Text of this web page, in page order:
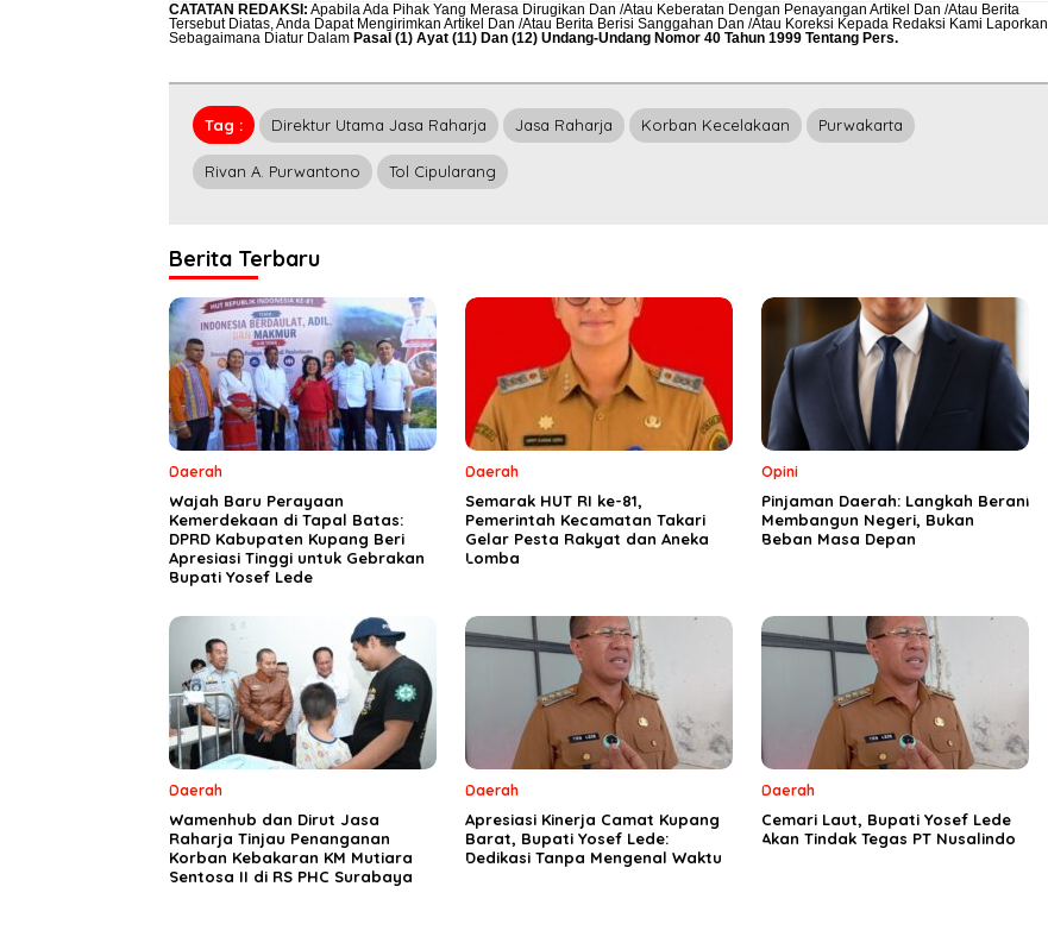
CATATAN REDAKSI : Apabila Ada Pihak Yang Merasa Dirugikan Dan /Atau Keberatan Dengan Penayangan Artikel Dan /Atau Berita
Tersebut Diatas, Anda Dapat Mengirimkan Artikel Dan /Atau Berita Berisi Sanggahan Dan /Atau Koreksi Kepada Redaksi Kami Laporkan
Sebagaimana Diatur Dalam Pasal (1) Ayat (11) Dan (12) Undang-Undang Nomor 40 Tahun 1999 Tentang Pers.
Tag : Direktur Utama Jasa Raharja Jasa Raharja Korban Kecelakaan Purwakarta
Rivan A. Purwantono Tol Cipularang
Berita Terbaru
Daerah
Wajah Baru Perayaan
Kemerdekaan di Tapal Batas:
DPRD Kabupaten Kupang Beri
Apresiasi Tinggi untuk Gebrakan
Bupati Yosef Lede
Daerah
Semarak HUT RI ke-81,
Pemerintah Kecamatan Takari
Gelar Pesta Rakyat dan Aneka
Lomba
Opini
Pinjaman Daerah: Langkah Berani
Membangun Negeri, Bukan
Beban Masa Depan
Daerah
Wamenhub dan Dirut Jasa
Raharja Tinjau Penanganan
Korban Kebakaran KM Mutiara
Sentosa II di RS PHC Surabaya
Daerah
Apresiasi Kinerja Camat Kupang
Barat, Bupati Yosef Lede:
Dedikasi Tanpa Mengenal Waktu
Daerah
Cemari Laut, Bupati Yosef Lede
Akan Tindak Tegas PT Nusalindo